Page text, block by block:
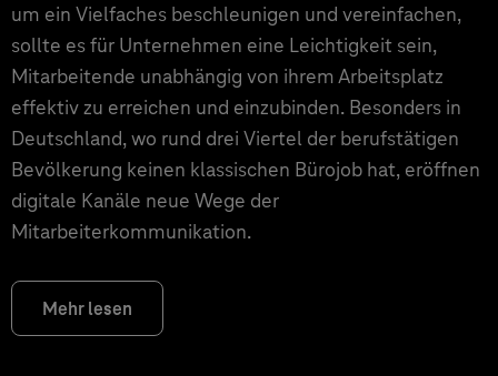
um ein Vielfaches beschleunigen und vereinfachen,
sollte es für Unternehmen eine Leichtigkeit sein,
Mitarbeitende unabhängig von ihrem Arbeitsplatz
effektiv zu erreichen und einzubinden. Besonders in
Deutschland, wo rund drei Viertel der berufstätigen
Bevölkerung keinen klassischen Bürojob hat, eröffnen
digitale Kanäle neue Wege der
Mitarbeiterkommunikation.
Mehr lesen